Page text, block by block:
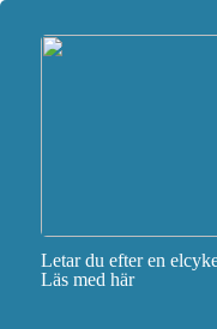
Letar du efter en
Läs med här